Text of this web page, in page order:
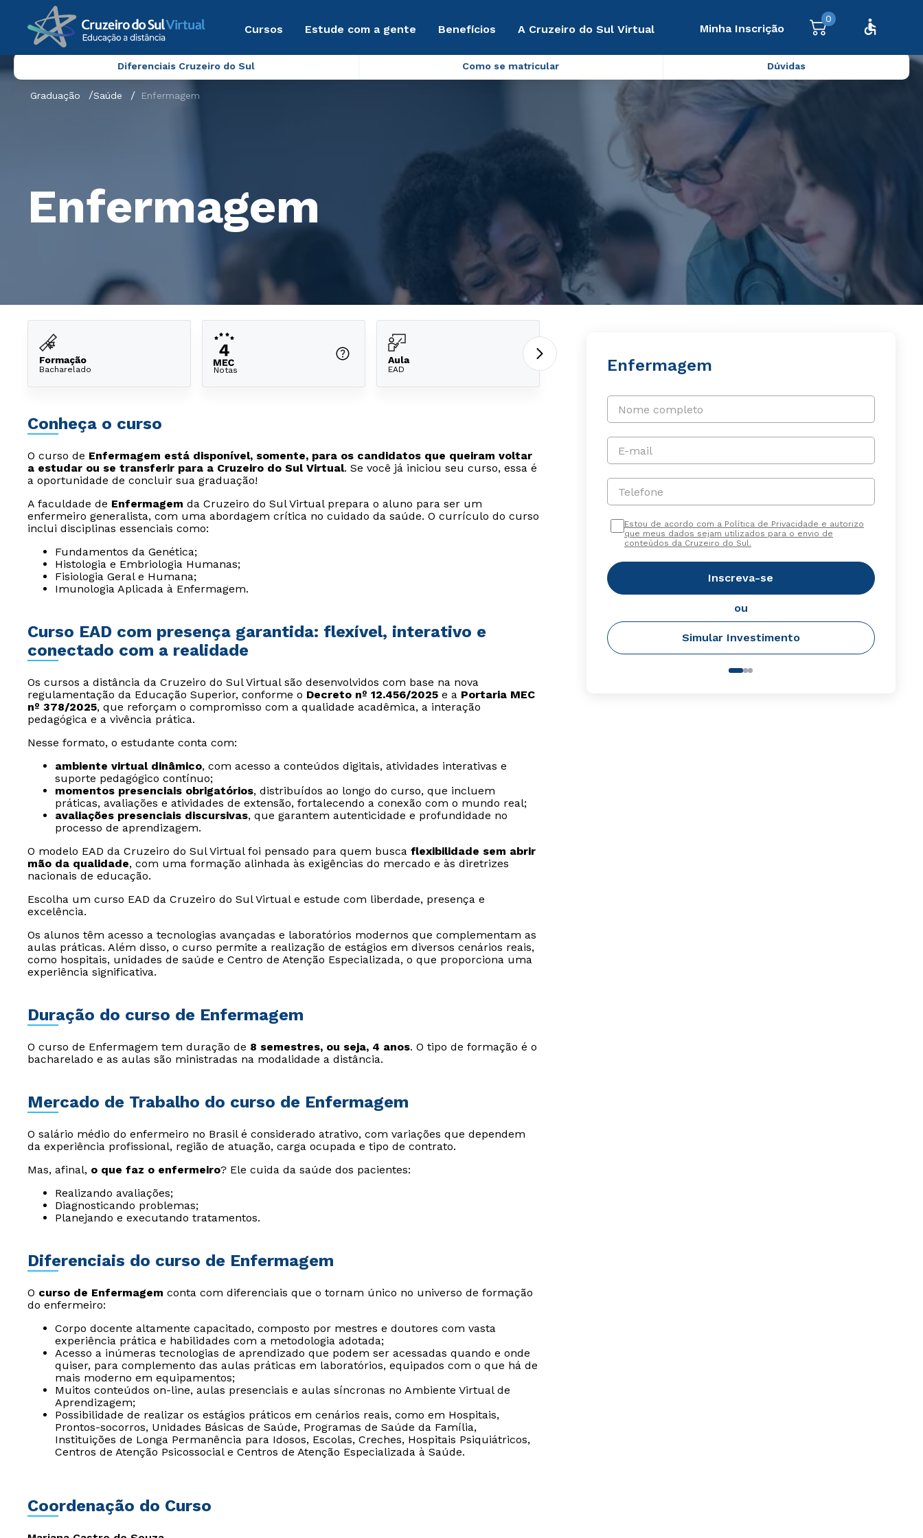
Cursos Estude com a gente Benefícios A Cruzeiro do Sul Virtual Minha Inscrição
0
Diferenciais Cruzeiro do Sul Como se matricular Dúvidas
Graduação Saúde Enfermagem
Enfermagem
Formação
Bacharelado Notas
Aula
EAD
Conheça o curso
O curso de Enfermagem está disponível, somente, para os candidatos que queiram voltar
a estudar ou se transferir para a Cruzeiro do Sul Virtual. Se você já iniciou seu curso, essa é
a oportunidade de concluir sua graduação!
A faculdade de Enfermagem da Cruzeiro do Sul Virtual prepara o aluno para ser um
enfermeiro generalista, com uma abordagem crítica no cuidado da saúde. O currículo do curso
inclui disciplinas essenciais como:
Fundamentos da Genética;
Histologia e Embriologia Humanas;
Fisiologia Geral e Humana;
Imunologia Aplicada à Enfermagem.
Curso EAD com presença garantida: flexível, interativo e
conectado com a realidade
Os cursos a distância da Cruzeiro do Sul Virtual são desenvolvidos com base na nova
regulamentação da Educação Superior, conforme o Decreto nº 12.456/2025 e a Portaria MEC
nº 378/2025, que reforçam o compromisso com a qualidade acadêmica, a interação
pedagógica e a vivência prática.
Nesse formato, o estudante conta com:
ambiente virtual dinâmico, com acesso a conteúdos digitais, atividades interativas e
suporte pedagógico contínuo;
momentos presenciais obrigatórios, distribuídos ao longo do curso, que incluem
práticas, avaliações e atividades de extensão, fortalecendo a conexão com o mundo real;
avaliações presenciais discursivas, que garantem autenticidade e profundidade no
processo de aprendizagem.
O modelo EAD da Cruzeiro do Sul Virtual foi pensado para quem busca flexibilidade sem abrir
mão da qualidade, com uma formação alinhada às exigências do mercado e às diretrizes
nacionais de educação.
Escolha um curso EAD da Cruzeiro do Sul Virtual e estude com liberdade, presença e
excelência.
Os alunos têm acesso a tecnologias avançadas e laboratórios modernos que complementam as
aulas práticas. Além disso, o curso permite a realização de estágios em diversos cenários reais,
como hospitais, unidades de saúde e Centro de Atenção Especializada, o que proporciona uma
experiência significativa.
Duração do curso de Enfermagem
O curso de Enfermagem tem duração de 8 semestres, ou seja, 4 anos. O tipo de formação é o
bacharelado e as aulas são ministradas na modalidade a distância.
Mercado de Trabalho do curso de Enfermagem
O salário médio do enfermeiro no Brasil é considerado atrativo, com variações que dependem
da experiência profissional, região de atuação, carga ocupada e tipo de contrato.
Mas, afinal, o que faz o enfermeiro? Ele cuida da saúde dos pacientes:
Realizando avaliações;
Diagnosticando problemas;
Planejando e executando tratamentos.
Diferenciais do curso de Enfermagem
O curso de Enfermagem conta com diferenciais que o tornam único no universo de formação
do enfermeiro:
Corpo docente altamente capacitado, composto por mestres e doutores com vasta
experiência prática e habilidades com a metodologia adotada;
Acesso a inúmeras tecnologias de aprendizado que podem ser acessadas quando e onde
quiser, para complemento das aulas práticas em laboratórios, equipados com o que há de
mais moderno em equipamentos;
Muitos conteúdos on-line, aulas presenciais e aulas síncronas no Ambiente Virtual de
Aprendizagem;
Possibilidade de realizar os estágios práticos em cenários reais, como em Hospitais,
Prontos-socorros, Unidades Básicas de Saúde, Programas de Saúde da Família,
Instituições de Longa Permanência para Idosos, Escolas, Creches, Hospitais Psiquiátricos,
Centros de Atenção Psicossocial e Centros de Atenção Especializada à Saúde.
Coordenação do Curso
Enfermagem
Nome completo
E-mail
Telefone
Estou de acordo com a Política de Privacidade e autorizo
que meus dados sejam utilizados para o envio de
conteúdos da Cruzeiro do Sul.
Inscreva-se
ou
Simular Investimento